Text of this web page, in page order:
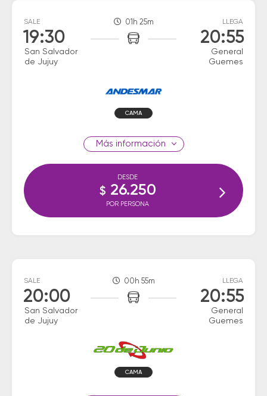
SALE
19:30
San Salvador
de Jujuy
01h 25m LLEGA
20:55
General
Guemes
CAMA
información
DESDE
$ 26.250
POR PERSONA
SALE
20:00
San Salvador
de Jujuy
00h 55m LLEGA
20:55
General
Guemes
CAMA